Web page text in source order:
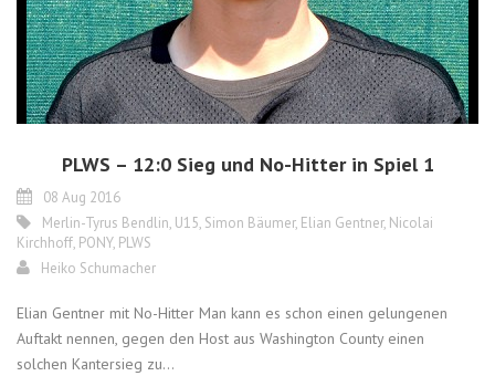
PLWS – 12:0 Sieg und No-Hitter in Spiel 1
08 Aug 2016
Merlin-Tyrus Bendlin, U15, Simon Bäumer, Elian Gentner, Nicolai
Kirchhoff, PONY, PLWS
Heiko Schumacher
Elian Gentner mit No-Hitter Man kann es schon einen gelungenen
Auftakt nennen, gegen den Host aus Washington County einen
solchen Kantersieg zu...